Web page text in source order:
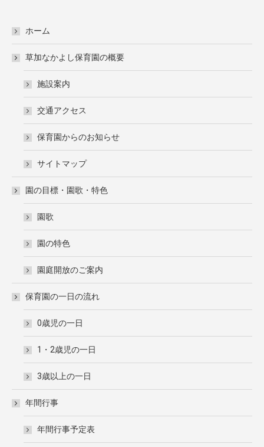
ホーム
草加なかよし保育園の概要
施設案内
交通アクセス
保育園からのお知らせ
サイトマップ
園の目標・園歌・特色
園歌
園の特色
園庭開放のご案内
保育園の一日の流れ
0歳児の一日
1・2歳児の一日
3歳以上の一日
年間行事
年間行事予定表